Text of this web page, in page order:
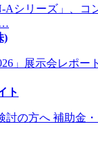
Aシリーズ」、コ
…
)
」展示会レポー
ト
討の方へ 補助金